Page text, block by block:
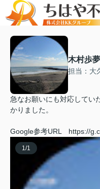
木村歩夢
担当：大
急なお願いにも対応してい
かりました。
Google参考URL https://
1/1